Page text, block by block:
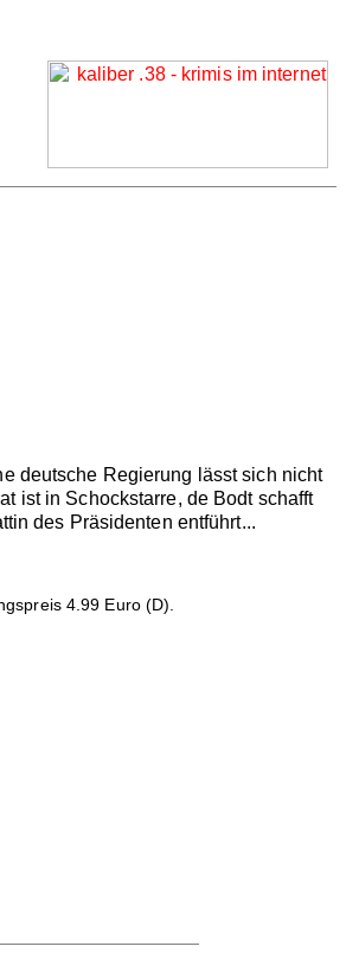
deutsche Regierung lässt sich nicht
ist in Schockstarre, de Bodt schafft
des Präsidenten entführt...
4.99 Euro (D).